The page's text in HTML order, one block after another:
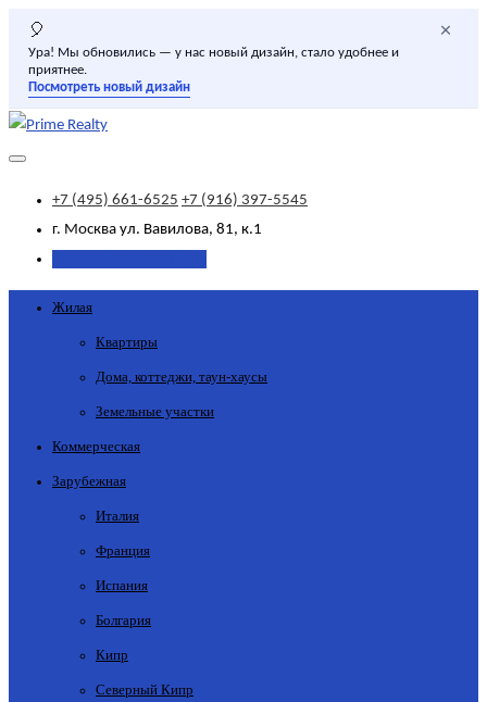
🎈
Ура! Мы обновились — у нас новый дизайн, стало удобнее и
приятнее.
Посмотреть новый дизайн
×
+7 (495) 661-6525 +7 (916) 397-5545
г. Москва ул. Вавилова, 81, к.1
Жилая
Квартиры
Дома, коттеджи, таун-хаусы
Земельные участки
Коммерческая
Зарубежная
Италия
Франция
Испания
Болгария
Кипр
Северный Кипр